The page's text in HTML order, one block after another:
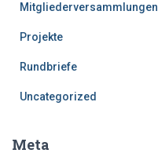
Mitgliederversammlungen
Projekte
Rundbriefe
Uncategorized
Meta